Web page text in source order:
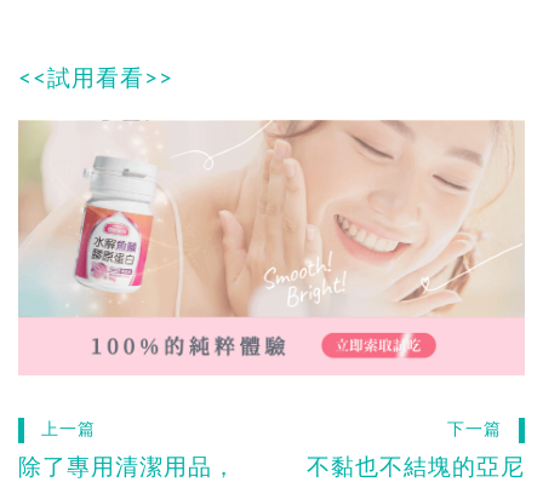
<<試用看看>>
上一篇
除了專用清潔用品，
下一篇
不黏也不結塊的亞尼